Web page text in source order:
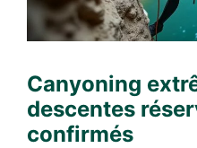
Canyoning
descentes
confirmés